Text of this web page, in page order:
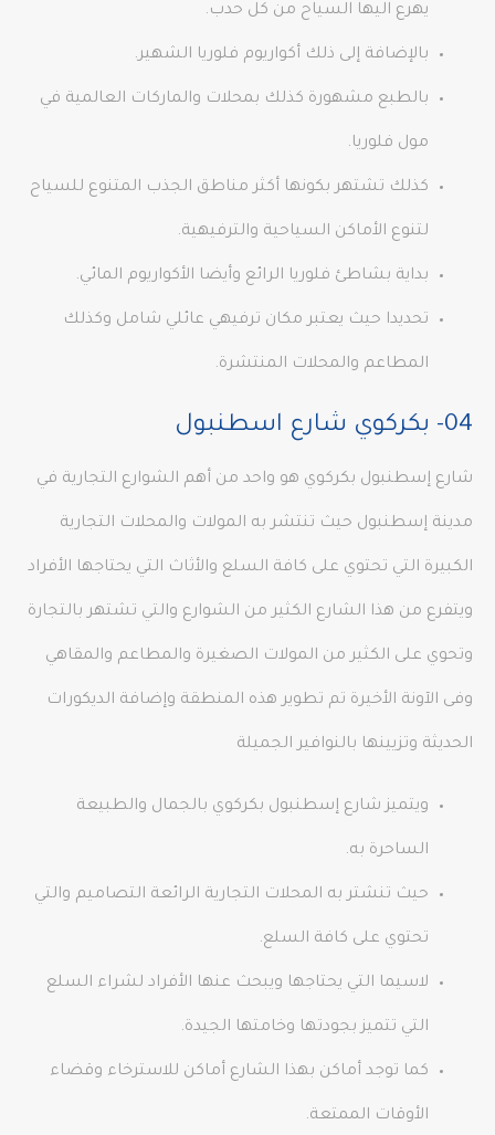
يهرع اليها السياح من كل حدب.
بالإضافة إلى ذلك أكواريوم فلوريا الشهير.
بالطبع مشهورة كذلك بمحلات والماركات العالمية في
مول فلوريا.
كذلك تشتهر بكونها أكثر مناطق الجذب المتنوع للسياح
لتنوع الأماكن السياحية والترفيهية.
بداية بشاطئ فلوريا الرائع وأيضا الأكواريوم المائي.
تحديدا حيث يعتبر مكان ترفيهي عائلي شامل وكذلك
المطاعم والمحلات المنتشرة.
04- بكركوي شارع اسطنبول
شارع إسطنبول بكركوي هو واحد من أهم الشوارع التجارية في
مدينة إسطنبول حيث تنتشر به المولات والمحلات التجارية
الكبيرة التي تحتوي على كافة السلع والأثاث التي يحتاجها الأفراد
ويتفرع من هذا الشارع الكثير من الشوارع والتي تشتهر بالتجارة
وتحوي على الكثير من المولات الصغيرة والمطاعم والمقاهي
وفى الآونة الأخيرة تم تطوير هذه المنطقة وإضافة الديكورات
الحديثة وتزيينها بالنوافير الجميلة
ويتميز شارع إسطنبول بكركوي بالجمال والطبيعة
الساحرة به.
حيث تنشتر به المحلات التجارية الرائعة التصاميم والتي
تحتوي على كافة السلع.
لاسيما التي يحتاجها ويبحث عنها الأفراد لشراء السلع
التي تتميز بجودتها وخامتها الجيدة.
كما توجد أماكن بهذا الشارع أماكن للاسترخاء وقضاء
الأوقات الممتعة.